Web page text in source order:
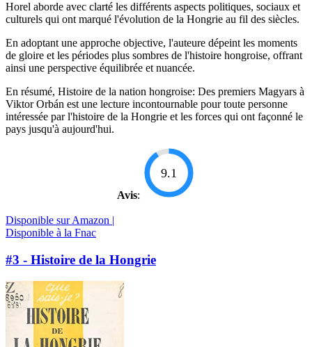
Horel aborde avec clarté les différents aspects politiques, sociaux et
culturels qui ont marqué l'évolution de la Hongrie au fil des siècles.
En adoptant une approche objective, l'auteure dépeint les moments
de gloire et les périodes plus sombres de l'histoire hongroise, offrant
ainsi une perspective équilibrée et nuancée.
En résumé, Histoire de la nation hongroise: Des premiers Magyars à
Viktor Orbán est une lecture incontournable pour toute personne
intéressée par l'histoire de la Hongrie et les forces qui ont façonné le
pays jusqu'à aujourd'hui.
Avis:
9.1
Disponible sur Amazon |
Disponible à la Fnac
#3 - Histoire de la Hongrie